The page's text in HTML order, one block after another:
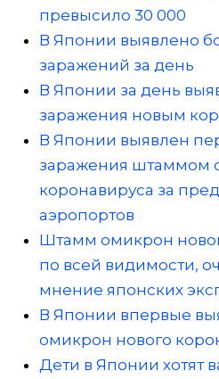
превысило 30 000
В Японии выявлено
заражений за день
В Японии за день
заражения новым
В Японии выявлен
заражения штаммом
коронавируса за
аэропортов
Штамм омикрон
по всей видимости,
мнение японских
В Японии впервые
омикрон нового
Дети в Японии хотят